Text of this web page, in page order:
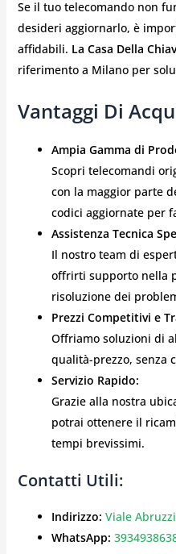
Se il tuo telecomando non
desideri aggiornarlo, è
affidabili. La Casa Della
riferimento a Milano per
Vantaggi Di
Ampia Gamma di
Scopri telecomandi
con la maggior parte
codici aggiornate per
Assistenza Tecnica
Il nostro team di
offrirti supporto nella
risoluzione dei
Prezzi Competitivi e
Offriamo soluzioni di
qualità-prezzo, senza
Servizio Rapido:
Grazie alla nostra
potrai ottenere il
tempi brevissimi.
Contatti Utili:
Indirizzo: Viale
WhatsApp: